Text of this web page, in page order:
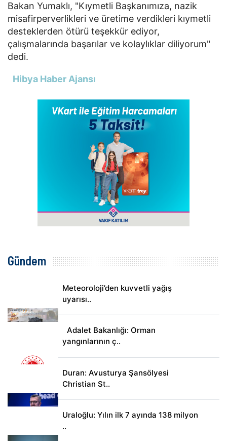
Bakan Yumaklı, "Kıymetli Başkanımıza, nazik
misafirperverlikleri ve üretime verdikleri kıymetli
desteklerden ötürü teşekkür ediyor,
çalışmalarında başarılar ve kolaylıklar diliyorum"
dedi.
Hibya Haber Ajansı
Gündem
Meteoroloji’den kuvvetli yağış
uyarısı..
Adalet Bakanlığı: Orman
yangınlarının ç..
Duran: Avusturya Şansölyesi
Christian St..
Uraloğlu: Yılın ilk 7 ayında 138 milyon
..